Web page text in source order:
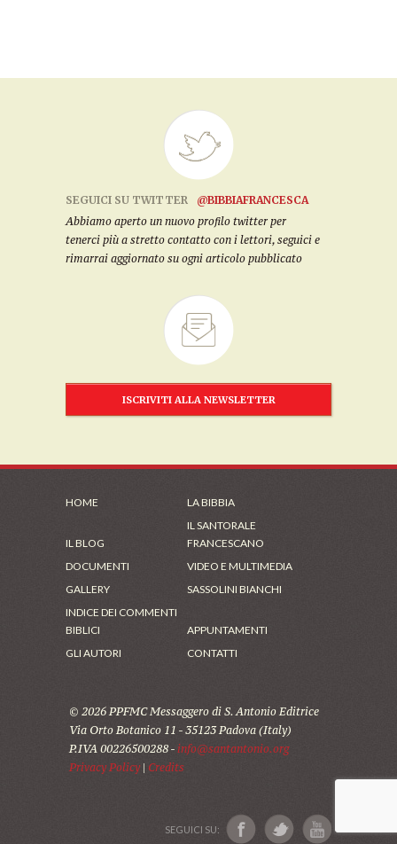
SEGUICI SU TWITTER
@BIBBIAFRANCESCA
Abbiamo aperto un nuovo profilo twitter per
tenerci più a stretto contatto con i lettori, seguici e
rimarrai aggiornato su ogni articolo pubblicato
ISCRIVITI ALLA NEWSLETTER
HOME LA BIBBIA
IL BLOG
IL SANTORALE
FRANCESCANO
DOCUMENTI
VIDEO E MULTIMEDIA
GALLERY
SASSOLINI BIANCHI
INDICE DEI COMMENTI
BIBLICI
APPUNTAMENTI
GLI AUTORI
CONTATTI
© 2026 PPFMC Messaggero di S. Antonio Editrice
Via Orto Botanico 11 - 35123 Padova (Italy)
P.IVA 00226500288 - info@santantonio.org
Privacy Policy| Credits
SEGUICI SU: